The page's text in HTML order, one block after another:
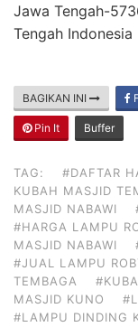
Jawa Tengah-
Tengah Indonesia
BAGIKAN INI
Pin It Buffer
TAG: #DAFTAR
KUBAH MASJID
MASJID NABAWI
#HARGA LAMPU
MASJID NABAWI
#JUAL LAMPU
TEMBAGA
MASJID KUNO
#LAMPU DINDING